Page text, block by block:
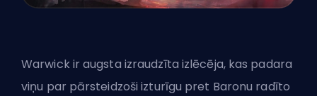
Warwick ir augsta izraudzīta izlēcēja, kas padara
viņu par pārsteidzoši izturīgu pret Baronu radīto